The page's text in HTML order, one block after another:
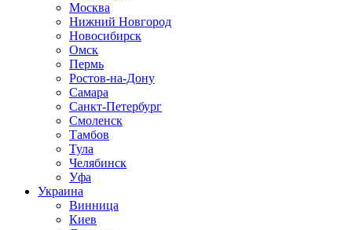
Москва
Нижний Новгород
Новосибирск
Омск
Пермь
Ростов-на-Дону
Самара
Санкт-Петербург
Смоленск
Тамбов
Тула
Челябинск
Уфа
Украина
Винница
Киев